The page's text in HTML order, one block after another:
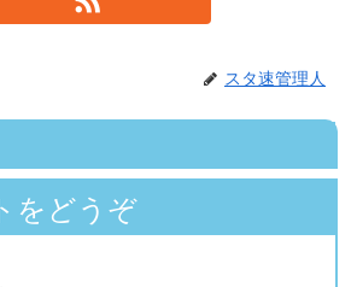
スタ速管理人
をどうぞ